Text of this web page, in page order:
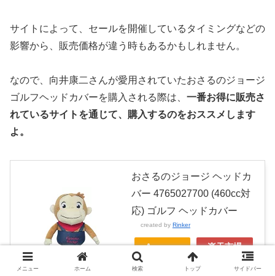
サイトによって、セールを開催しているタイミングなどの
影響から、販売価格が違う時もあるかもしれません。
なので、向井康二さんが愛用されていたおさるのジョージ
ゴルフヘッドカバーを購入される際は、 一番お得に販売さ
れているサイトを通じて、購入するのをおススメします
よ。
おさるのジョージ ヘッドカ
バー 4765027700 (460cc対
応) ゴルフ ヘッドカバー
created by Rinker
Amazon 楽天市場
Yahooショッピング
メニュー ホーム 検索 トップ サイドバー